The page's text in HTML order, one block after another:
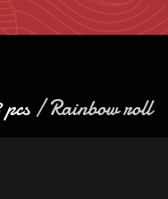
/ Rainbow roll